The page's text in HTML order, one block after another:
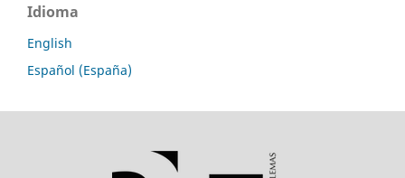
Idioma
English
Español (España)